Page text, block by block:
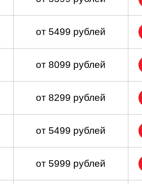
от 5499 рублей
от 8099 рублей
от 8299 рублей
от 5499 рублей
от 5999 рублей